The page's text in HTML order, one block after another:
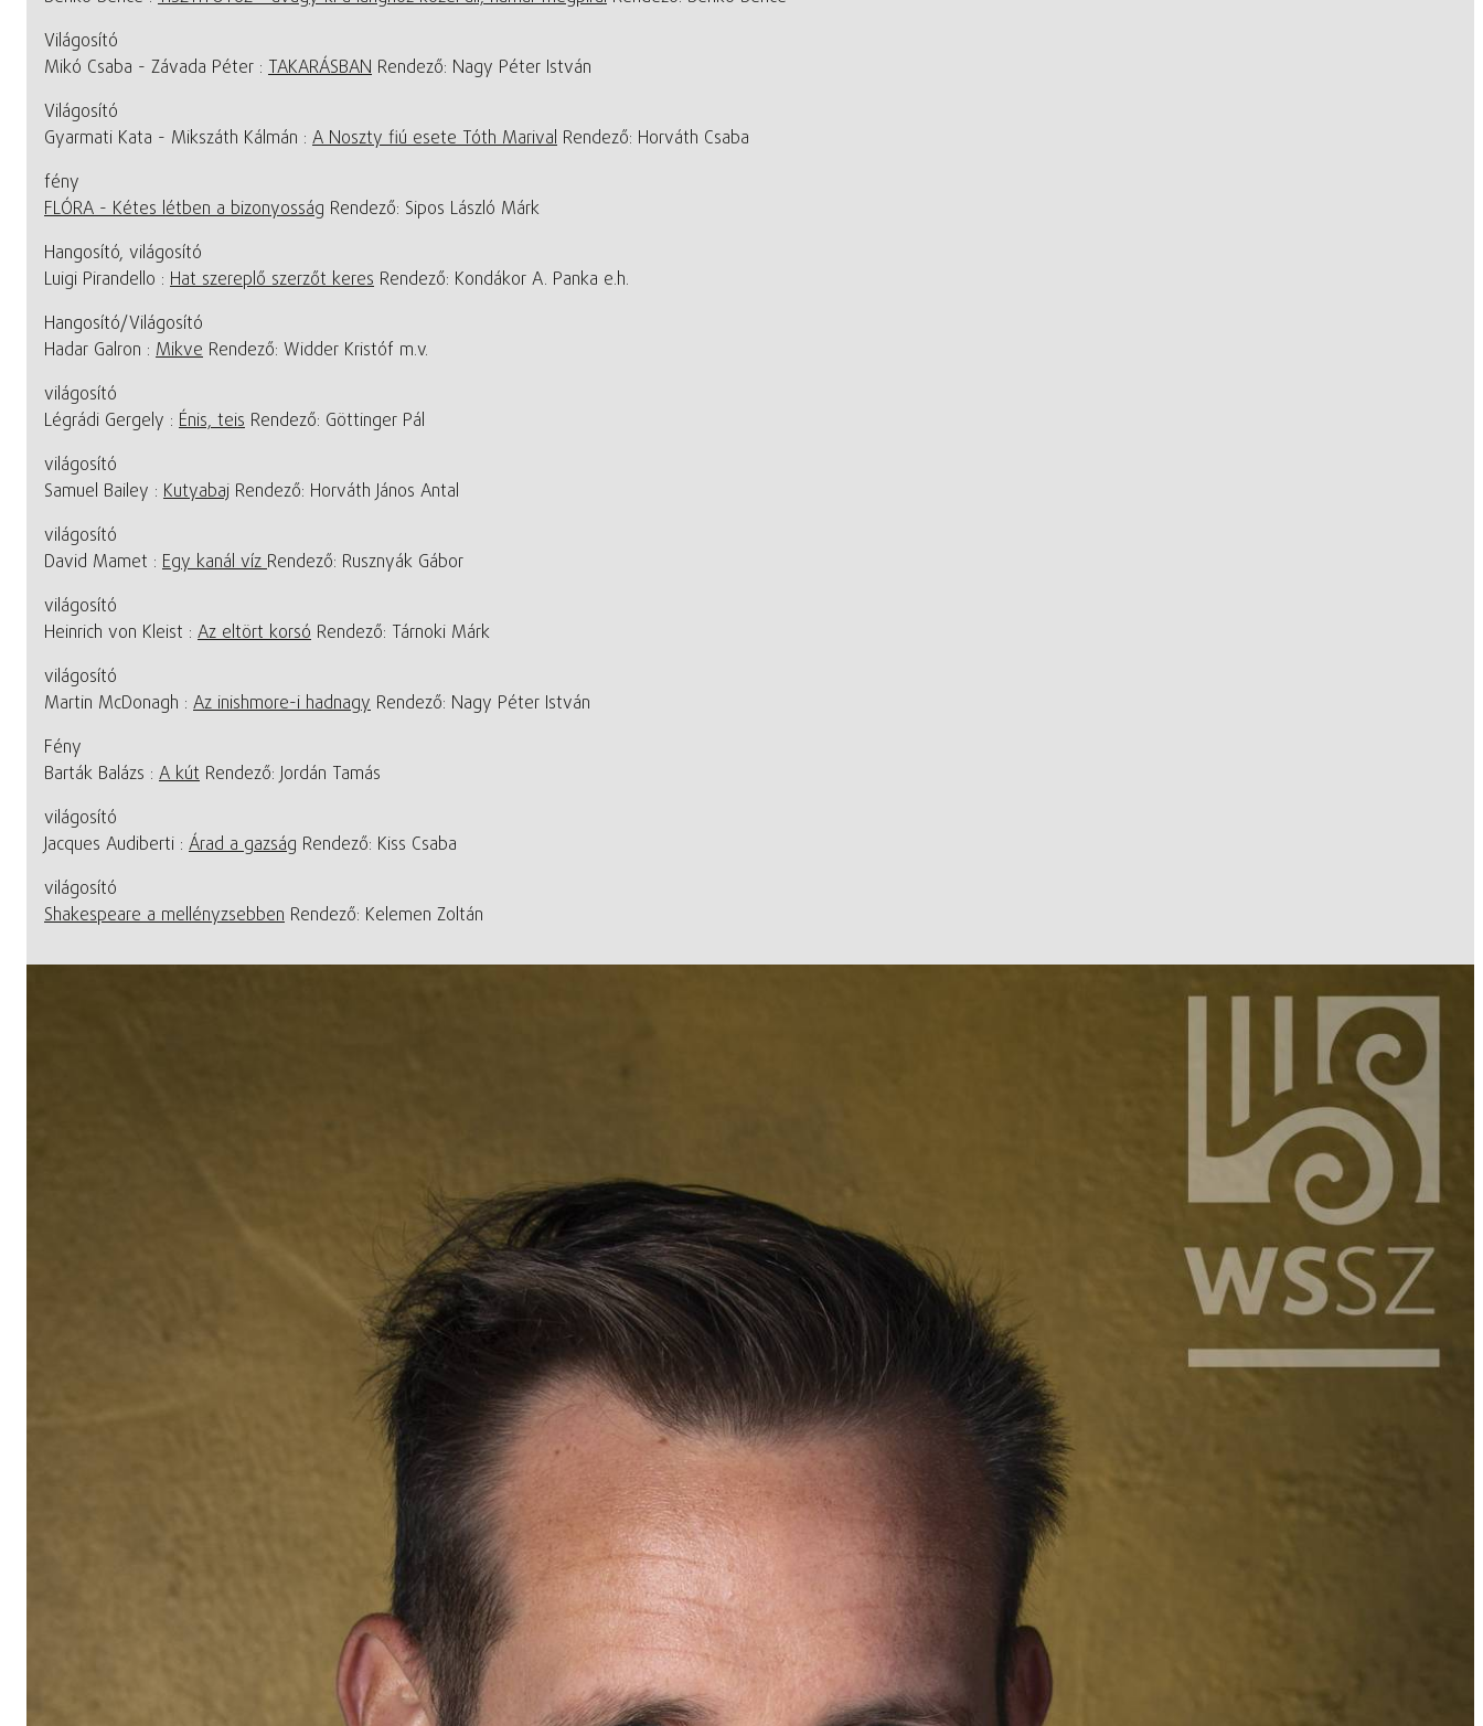
Világosító
Mikó Csaba - Závada Péter : TAKARÁSBAN Rendező: Nagy Péter István
Világosító
Gyarmati Kata - Mikszáth Kálmán : A Noszty fiú esete Tóth Marival Rendező: Horváth Csaba
fény
FLÓRA - Kétes létben a bizonyosság Rendező: Sipos László Márk
Hangosító, világosító
Luigi Pirandello : Hat szereplő szerzőt keres Rendező: Kondákor A. Panka e.h.
Hangosító/Világosító
Hadar Galron : Mikve Rendező: Widder Kristóf m.v.
világosító
Légrádi Gergely : Énis, teis Rendező: Göttinger Pál
világosító
Samuel Bailey : Kutyabaj Rendező: Horváth János Antal
világosító
David Mamet : Egy kanál vízRendező: Rusznyák Gábor
világosító
Heinrich von Kleist : Az eltört korsó Rendező: Tárnoki Márk
világosító
Martin McDonagh : Az inishmore-i hadnagy Rendező: Nagy Péter István
Fény
Barták Balázs : A kút Rendező: Jordán Tamás
világosító
Jacques Audiberti : Árad a gazság Rendező: Kiss Csaba
világosító
Shakespeare a mellényzsebben Rendező: Kelemen Zoltán